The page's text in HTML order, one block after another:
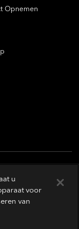
Opnemen
u
voor
van